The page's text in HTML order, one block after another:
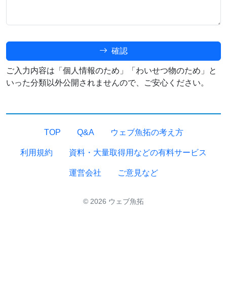
確認
ご入力内容は「個人情報のため」「わいせつ物のため」と
いった分類以外公開されませんので、ご安心ください。
TOP Q&A ウェブ魚拓の考え方
利用規約 資料・大量取得用などの有料サービス
運営会社 ご意見など
© 2026 ウェブ魚拓